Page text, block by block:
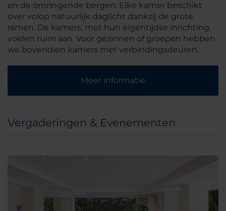
en de omringende bergen. Elke kamer beschikt
over volop natuurlijk daglicht dankzij de grote
ramen. De kamers, met hun eigentijdse inrichting,
voelen ruim aan. Voor gezinnen of groepen hebben
we bovendien kamers met verbindingsdeuren.
Meer informatie
Vergaderingen & Evenementen